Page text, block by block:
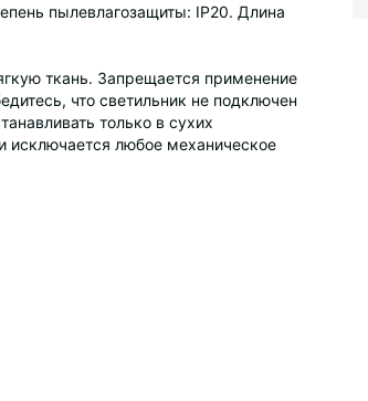
пылевлагозащиты: IP20. Длина
ткань. Запрещается применение
что светильник не подключен
только в сухих
исключается любое механическое